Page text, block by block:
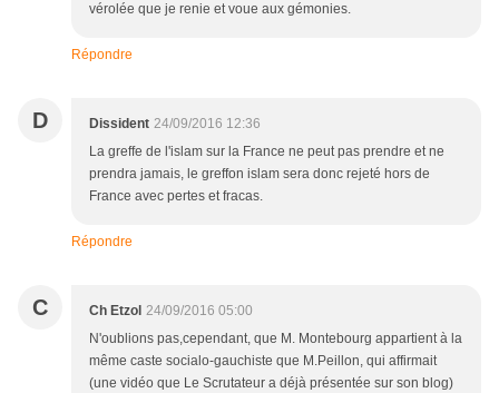
vérolée que je renie et voue aux gémonies.
Répondre
D Dissident 24/09/2016 12:36
La greffe de l'islam sur la France ne peut pas prendre et ne
prendra jamais, le greffon islam sera donc rejeté hors de
France avec pertes et fracas.
Répondre
C Ch Etzol 24/09/2016 05:00
N'oublions pas,cependant, que M. Montebourg appartient à la
même caste socialo-gauchiste que M.Peillon, qui affirmait
(une vidéo que Le Scrutateur a déjà présentée sur son blog)